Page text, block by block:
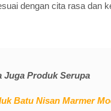
dengan cita rasa dan
Juga Produk Serupa
Batu Nisan Marmer